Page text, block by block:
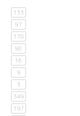
133
97
178
98
16
9
3
349
197